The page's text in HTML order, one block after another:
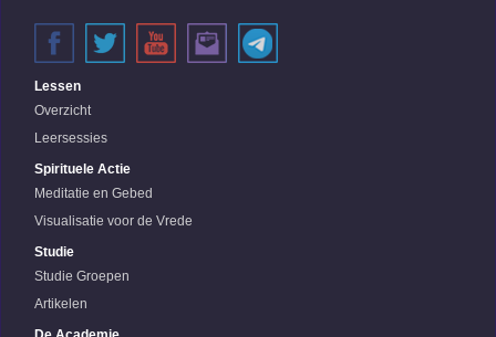
Lessen
Overzicht
Leersessies
Spirituele Actie
Meditatie en Gebed
Visualisatie voor de Vrede
Studie
Studie Groepen
Artikelen